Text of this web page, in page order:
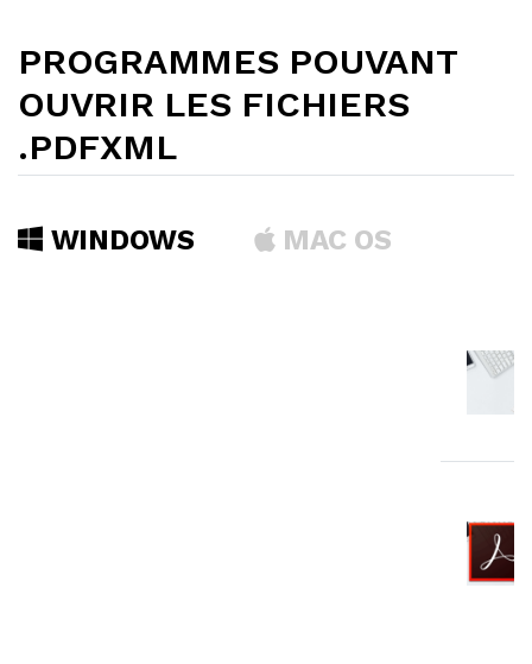
PROGRAMMES POUVANT
OUVRIR LES FICHIERS
.PDFXML
WINDOWS MAC OS